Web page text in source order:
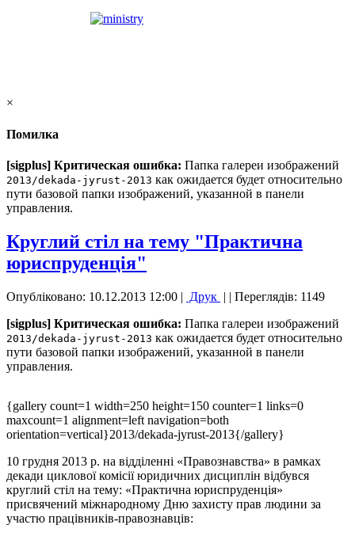
×
Помилка
[sigplus] Критическая ошибка: Папка галереи изображений
2013/dekada-jyrust-2013 как ожидается будет относительно
пути базовой папки изображений, указанной в панели
управления.
Круглий стіл на тему "Практична
юриспруденція"
Опубліковано: 10.12.2013 12:00 | Друк | | Переглядів: 1149
[sigplus] Критическая ошибка: Папка галереи изображений
2013/dekada-jyrust-2013 как ожидается будет относительно
пути базовой папки изображений, указанной в панели
управления.
{gallery count=1 width=250 height=150 counter=1 links=0
maxcount=1 alignment=left navigation=both
orientation=vertical}2013/dekada-jyrust-2013{/gallery}
10 грудня 2013 р. на відділенні «Правознавства» в рамках
декади циклової комісії юридичних дисциплін відбувся
круглий стіл на тему: «Практична юриспруденція»
присвячений міжнародному Дню захисту прав людини за
участю працівників-правознавців: